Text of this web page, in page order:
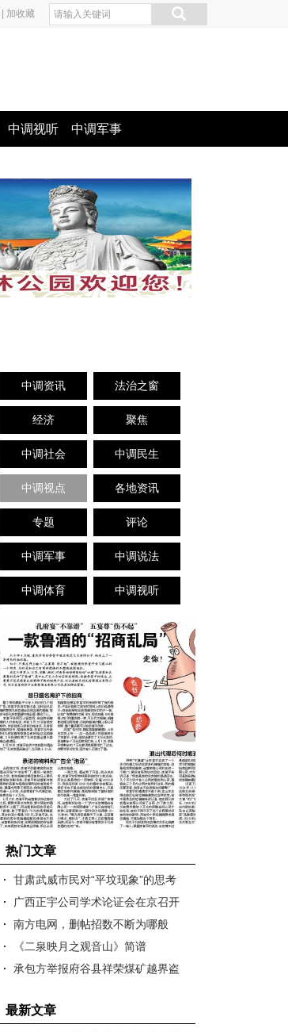
加收藏
中调视听 中调军事
中调资讯 法治之窗
经济 聚焦
中调社会 中调民生
中调视点 各地资讯
专题 评论
中调军事 中调说法
中调体育 中调视听
热门文章
甘肃武威市民对“平坟现象”的思考
广西正宇公司学术论证会在京召开
南方电网，删帖招数不断为哪般
《二泉映月之观音山》简谱
承包方举报府谷县祥荣煤矿越界盗
最新文章